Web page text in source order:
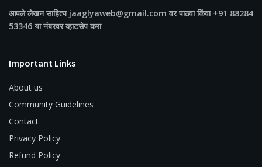
आपले लेखन साहित्य jaaglyaweb@gmail.com वर पाठवा किंवा +91 88284
53346 या नंबरवर व्हाटसेप करा
Important Links
About us
Community Guidelines
Contact
Privacy Policy
Refund Policy